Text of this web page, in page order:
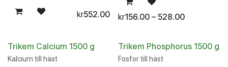
kr552.00 kr156.00 – 528.00
Trikem Calcium 1500 g
Kalcium till häst
Trikem Phosphorus 1500 g
Fosfor till häst